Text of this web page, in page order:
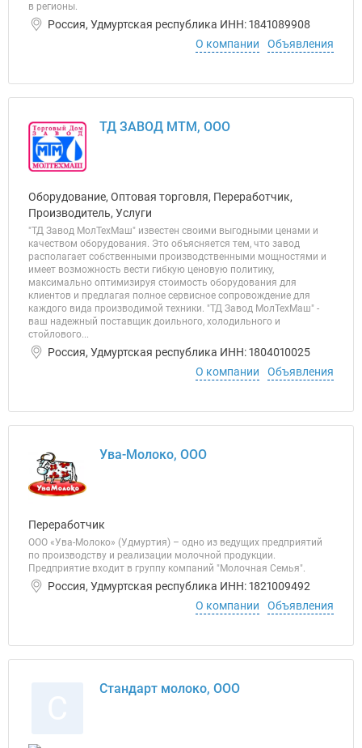
в регионы.
Россия, Удмуртская республика ИНН: 1841089908
О компании
Объявления
ТД ЗАВОД МТМ, ООО
Оборудование, Оптовая торговля, Переработчик,
Производитель, Услуги
"ТД Завод МолТехМаш" известен своими выгодными ценами и
качеством оборудования. Это объясняется тем, что завод
располагает собственными производственными мощностями и
имеет возможность вести гибкую ценовую политику,
максимально оптимизируя стоимость оборудования для
клиентов и предлагая полное сервисное сопровождение для
каждого вида производимой техники. "ТД Завод МолТехМаш" -
ваш надежный поставщик доильного, холодильного и
стойлового...
Россия, Удмуртская республика ИНН: 1804010025
О компании
Объявления
Ува-Молоко, ООО
Переработчик
ООО «Ува-Молоко» (Удмуртия) – одно из ведущих предприятий
по производству и реализации молочной продукции.
Предприятие входит в группу компаний "Молочная Семья".
Россия, Удмуртская республика ИНН: 1821009492
О компании
Объявления
Стандарт молоко, ООО